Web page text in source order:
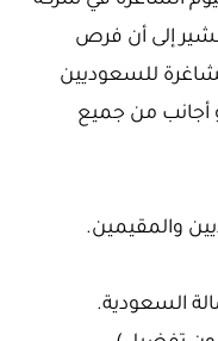
إلى أن فرص
للسعوديين
أجانب من جميع
والمقيمين.
السعودية.